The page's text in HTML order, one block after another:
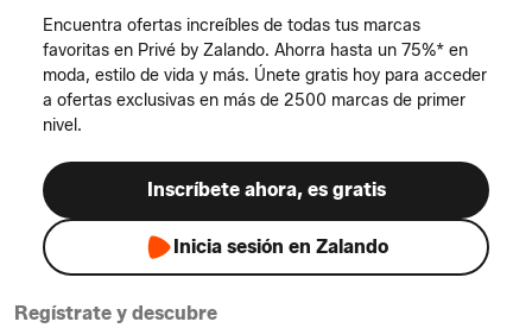
Encuentra ofertas increíbles de todas tus marcas
favoritas en Privé by Zalando. Ahorra hasta un 75%* en
moda, estilo de vida y más. Únete gratis hoy para acceder
a ofertas exclusivas en más de 2500 marcas de primer
nivel.
Inscríbete ahora, es gratis
Inicia sesión en Zalando
Regístrate y descubre